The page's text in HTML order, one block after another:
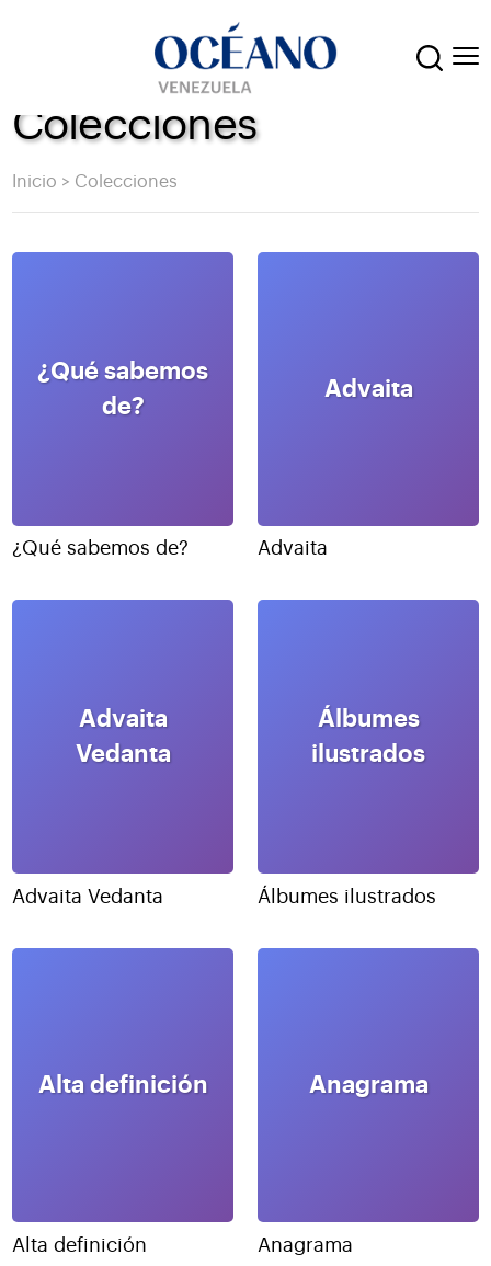
Colecciones
Inicio > Colecciones
¿Qué sabemos
de?
¿Qué sabemos de?
Advaita
Advaita
Advaita
Vedanta
Advaita Vedanta
Álbumes
ilustrados
Álbumes ilustrados
Alta definición
Alta definición
Anagrama
Anagrama